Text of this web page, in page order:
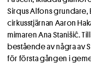
Sirqus Alfons grundare,
cirkusstjärnan Aaron
mimaren Ana Stanišiĉ.
bestående av några av
för första gången i